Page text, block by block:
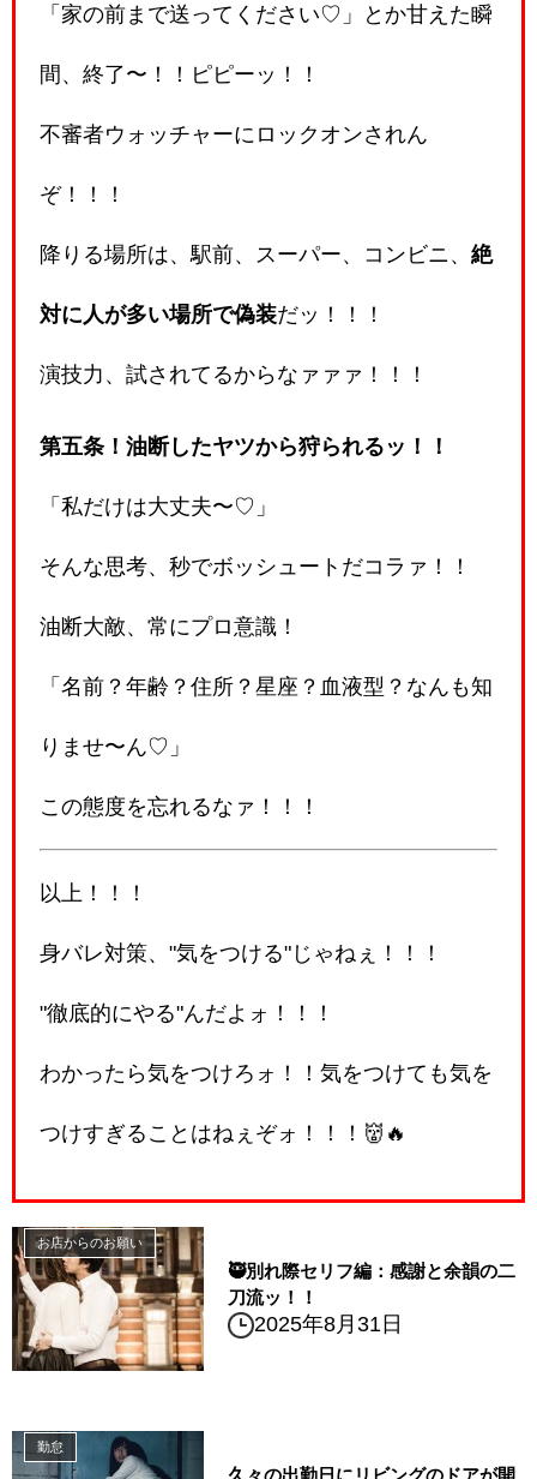
「家の前まで送ってください♡」とか甘えた瞬
間、終了〜！！ピピーッ！！
不審者ウォッチャーにロックオンされん
ぞ！！！
降りる場所は、駅前、スーパー、コンビニ、 絶
対に人が多い場所で偽装だッ！！！
演技力、試されてるからなァァァ！！！
第五条！油断したヤツから狩られるッ！！
「私だけは大丈夫〜♡」
そんな思考、秒でボッシュートだコラァ！！
油断大敵、常にプロ意識！
「名前？年齢？住所？星座？血液型？なんも知
りませ〜ん♡」
この態度を忘れるなァ！！！
以上！！！
身バレ対策、"気をつける"じゃねぇ！！！
"徹底的にやる"んだよォ！！！
わかったら気をつけろォ！！気をつけても気を
つけすぎることはねぇぞォ！！！👹🔥
お店からのお願い
🥷別れ際セリフ編：感謝と余韻の二
刀流ッ！！
2025年8月31日
勤怠
久々の出勤日にリビングのドアが開